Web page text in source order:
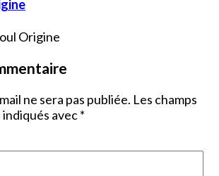
ne sera pas publiée. Les champs
avec*